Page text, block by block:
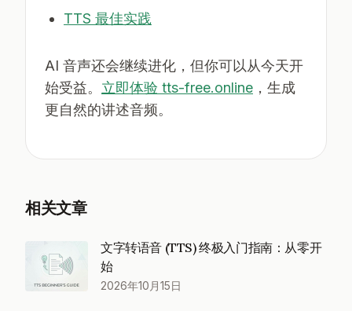
TTS 最佳实践
AI 音声还会继续进化，但你可以从今天开
始受益。 立即体验 tts-free.online ，生成
更自然的讲述音频。
相关文章
文字转语音 (TTS) 终极入门指南：从零开
始
2026年10月15日